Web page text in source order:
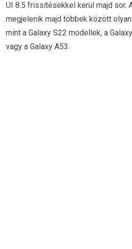
UI 8.5 frissítésekkel kerül majd sor.
megjelenik majd többek között
mint a Galaxy S22 modellek, a
vagy a Galaxy A53.